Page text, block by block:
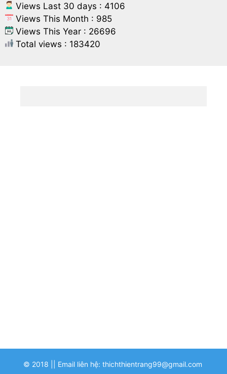
Views Last 30 days : 4106
Views This Month : 985
Views This Year : 26696
Total views : 183420